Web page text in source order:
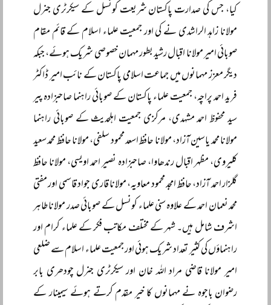
کیا، جس کی صدارت پاکستان شریعت کونسل کے سیکرٹری جنرل
مولانا زاہد الراشدی نے کی اور جمعیت علماء اسلام کے قائم مقام
صوبائی امیر مولانا اقبال رشید بطور مہمان خصوصی شریک ہوئے، جبکہ
دیگر معزز مہمانوں میں جماعت اسلامی پاکستان کے نائب امیر ڈاکٹر
فرید احمد پراچہ، جمعیت علماء پاکستان کے صوبائی راہنما صاحبزادہ پیر
سید محفوظ احمد مشہدی، مرکزی جمعیت اہلحدیث کے صوبائی راہنما
مولانا محمد یاسین آزاد، مولانا حافظ اسعد محمود سلفی، مولانا حافظ محمد سعید
کلیروی، مظہر اقبال رندھاوا، صاحبزادہ نصیر احمد اویسی، مولانا حافظ
گلزار احمد آزاد، حافظ امجد محمود معاویہ، مولانا قاری جواد قاسمی اور مفتی
محمد نعمان احمد کے علاوہ سنی علماء کونسل کے صوبائی صدر مولانا طاہر
اشرف شامل ہیں۔ شہر کے مختلف مکاتب فکر کے علماء کرام اور
راہنماؤں کی کثیر تعداد شریک ہوئی اور جمعیت علماء اسلام سے ضلعی
امیر مولانا قاضی مراد اللہ خان اور سیکرٹری جنرل چودھری بابر
رضوان باجوہ نے مہمانوں کا خیر مقدم کرتے ہوئے سیمینار کے